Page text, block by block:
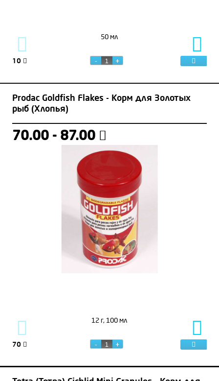
50 мл
10
Prodac Goldfish Flakes - Корм для Золотых
рыб (Хлопья)
70.00 - 87.00
12 г, 100 мл
70